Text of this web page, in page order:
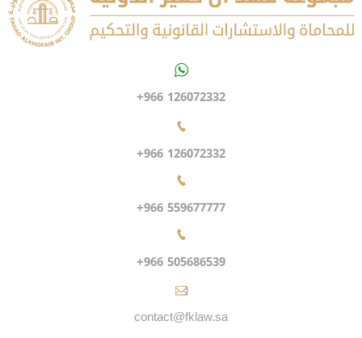
+966 126072332
+966 126072332
+966 559677777
+966 505686539
contact@fklaw.sa